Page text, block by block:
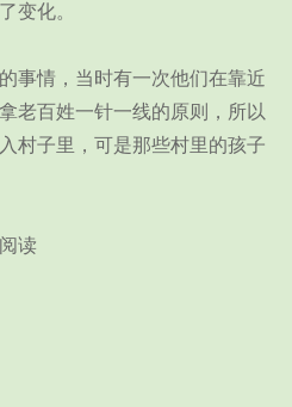
变化。
情，当时有一次他们在靠近
老百姓一针一线的原则，所以
村子里，可是那些村里的孩子
读